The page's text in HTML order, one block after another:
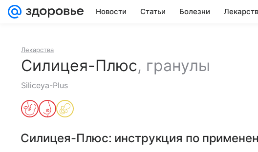
Новости Статьи Болезни
Лекарства
Силицея-Плюс, гранулы
Siliceya-Plus
Силицея-Плюс: инструкция по